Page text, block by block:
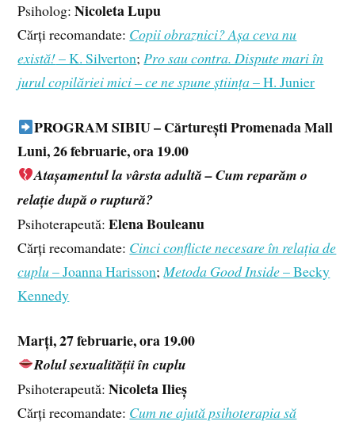
Psiholog:Nicoleta Lupu
Cărți recomandate: Copii obraznici? Așa ceva nu
există!– K. Silverton;Pro sau contra. Dispute mari în
jurul copilăriei mici – ce ne spune știința– H. Junier
PROGRAM SIBIU – Cărturești Promenada Mall
Luni, 26 februarie, ora 19.00
Atașamentul la vârsta adultă – Cum reparăm o
relație după o ruptură?
Psihoterapeută:Elena Bouleanu
Cărți recomandate: Cinci conflicte necesare în relația de
cuplu– Joanna Harisson;Metoda Good Inside– Becky
Kennedy
Marți, 27 februarie, ora 19.00
Rolul sexualității în cuplu
Psihoterapeută:Nicoleta Ilieș
Cărți recomandate: Cum ne ajută psihoterapia să